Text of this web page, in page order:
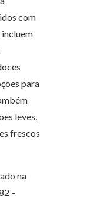
com
para
leves,
frescos
na
–